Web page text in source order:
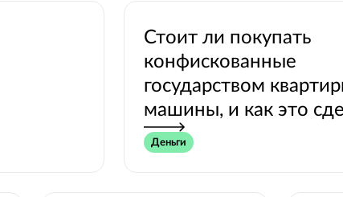
Стоит ли покупать
конфискованные
государством
машины, и как это
Деньги